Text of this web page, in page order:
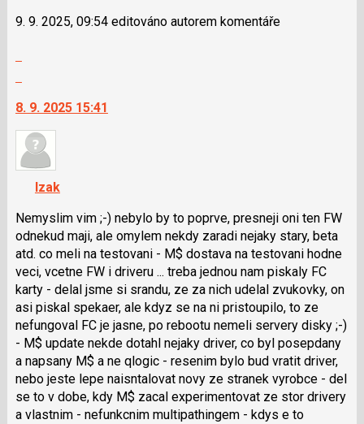
následující
nový
názor
9. 9. 2025, 09:54 editováno autorem komentáře
další
nový
názor.
navigaci
lze
použít
i
klávesy
N
pro
následující
a
P
pro
předchozí
nový
názor
8. 9. 2025 15:41
Izak
Nemyslim vim ;-) nebylo by to poprve, presneji oni ten FW
odnekud maji, ale omylem nekdy zaradi nejaky stary, beta
atd. co meli na testovani - M$ dostava na testovani hodne
veci, vcetne FW i driveru ... treba jednou nam piskaly FC
karty - delal jsme si srandu, ze za nich udelal zvukovky, on
asi piskal spekaer, ale kdyz se na ni pristoupilo, to ze
nefungoval FC je jasne, po rebootu nemeli servery disky ;-)
- M$ update nekde dotahl nejaky driver, co byl posepdany
a napsany M$ a ne qlogic - resenim bylo bud vratit driver,
nebo jeste lepe naisntalovat novy ze stranek vyrobce - del
se to v dobe, kdy M$ zacal experimentovat ze stor drivery
a vlastnim - nefunkcnim multipathingem - kdys e to